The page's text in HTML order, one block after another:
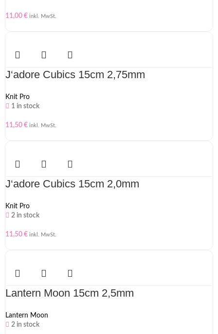
11,00 € inkl. MwSt.
J‘adore Cubics 15cm 2,75mm
Knit Pro
1 in stock
11,50 € inkl. MwSt.
J‘adore Cubics 15cm 2,0mm
Knit Pro
2 in stock
11,50 € inkl. MwSt.
Lantern Moon 15cm 2,5mm
Lantern Moon
2 in stock